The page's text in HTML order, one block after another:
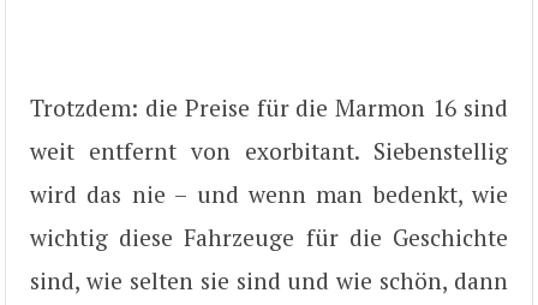
Trotzdem: die Preise für die Marmon 16 sind
weit entfernt von exorbitant. Siebenstellig
wird das nie – und wenn man bedenkt, wie
wichtig diese Fahrzeuge für die Geschichte
sind, wie selten sie sind und wie schön, dann